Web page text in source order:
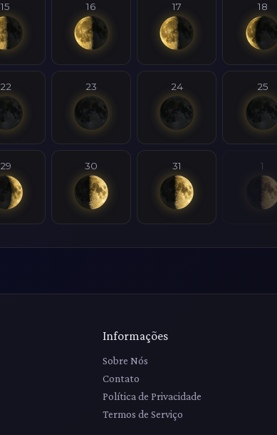
15 16 17 18
22 23 24 25
29 30 31 1
Informações
Sobre Nós
Contato
Política de Privacidade
Termos de Serviço